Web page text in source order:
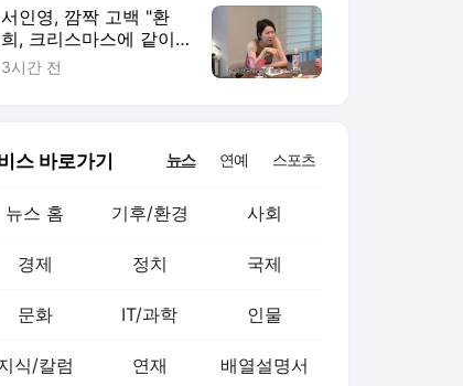
서인영, 깜짝 고백 "환
희, 크리스마스에 같이
보내자고 연락" (개과천
3시간 전
스 바로가기 뉴스 연예 스포츠
뉴스 홈 기후/환경 사회
경제 정치 국제
문화 IT/과학 인물
식/칼럼 연재 배열설명서